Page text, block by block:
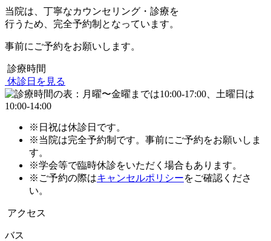
当院は、丁寧なカウンセリング・診療を
行うため、完全予約制となっています。
事前にご予約をお願いします。
診療時間
休診日を見る
※日祝は休診日です。
※当院は完全予約制です。事前にご予約をお願いしま
す。
※学会等で臨時休診をいただく場合もあります。
※ご予約の際はキャンセルポリシーをご確認くださ
い。
アクセス
バス